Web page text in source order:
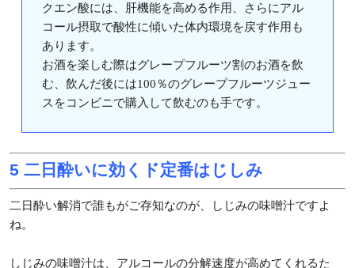
クエン酸には、肝機能を高める作用、さらにアル
コール摂取で酸性に傾いた体内環境を戻す作用も
あります。
お酒を楽しむ際はグレープフルーツ割のお酒を飲
む、飲んだ後には100％のグレープフルーツジュー
スをコンビニで購入して飲むのも手です。
5 二日酔いに効くド定番はじしみ
二日酔い解消で誰もがご存知なのが、しじみの味噌汁ですよ
ね。
しじみの味噌汁は、アルコールの分解速度が高めてくれるた